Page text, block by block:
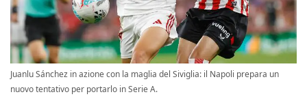
Juanlu Sánchez in azione con la maglia del Siviglia: il Napoli prepara un
nuovo tentativo per portarlo in Serie A.